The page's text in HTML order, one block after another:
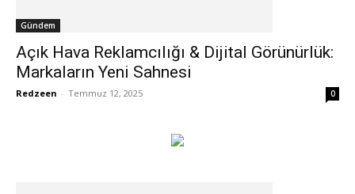
Gündem
Açık Hava Reklamcılığı & Dijital Görünürlük:
Markaların Yeni Sahnesi
Redzeen - Temmuz 12, 2025 0